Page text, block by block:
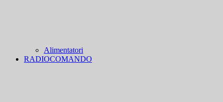
Alimentatori
RADIOCOMANDO